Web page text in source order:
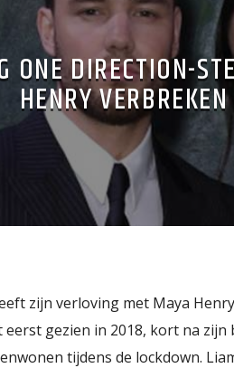
ONE DIRECTION-
HENRY
zijn verloving met Maya
gezien in 2018, kort na zijn
tijdens de lockdown.